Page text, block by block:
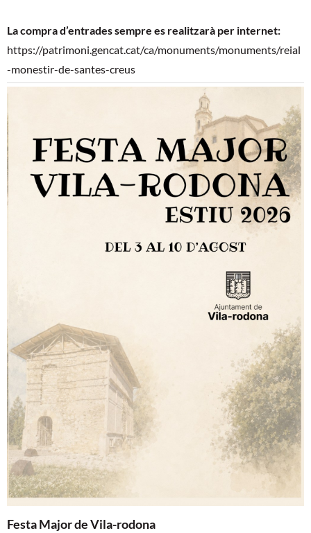
La compra d’entrades sempre es realitzarà per internet:
https://patrimoni.gencat.cat/ca/monuments/monuments/reial
-monestir-de-santes-creus
Festa Major de Vila-rodona